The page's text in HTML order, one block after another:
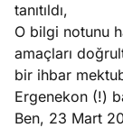
tanıtıldı,
O bilgi notunu
amaçları
bir ihbar
Ergenekon (!)
Ben, 23 Mart